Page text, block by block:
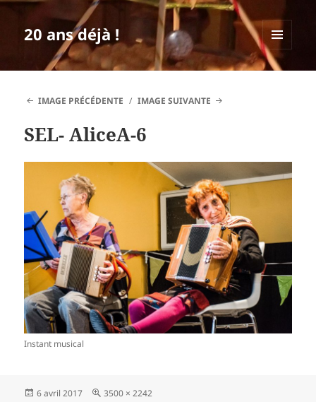
20 ans déjà !
MENU
ET
IMAGE PRÉCÉDENTE
IMAGE SUIVANTE
SEL- AliceA-6
Instant musical
Publié
6 avril 2017
Taille
3500 × 2242